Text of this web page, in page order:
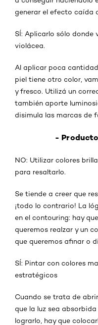
generar el efecto caída
SÍ: Aplicarlo sólo donde
violácea.
Al aplicar poca
piel tiene otro color,
y fresco. Utilizá un
también aporte
disimula las marcas de
-
NO: Utilizar colores
para resaltarlo.
Se tiende a creer que
¡todo lo contrario! La
en el contouring: hay
queremos realzar y un
que queremos afinar o
SÍ: Pintar con colores
estratégicos
Cuando se trata de
que la luz sea
lograrlo, hay que